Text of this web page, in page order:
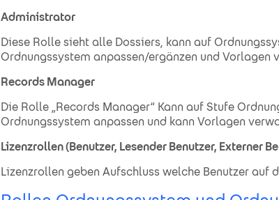
Administrator
Diese Rolle sieht alle Dossiers, kann auf
Ordnungssystem anpassen/ergänzen und Vorlagen
Records Manager
Die Rolle „Records Manager“ Kann auf Stufe
Ordnungssystem anpassen und kann Vorlagen
Lizenzrollen (Benutzer, Lesender Benutzer, Externer
Lizenzrollen geben Aufschluss welche Benutzer auf